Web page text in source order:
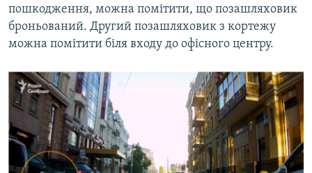
пошкодження, можна помітити, що позашляховик
броньований. Другий позашляховик з кортежу
можна помітити біля входу до офісного центру.